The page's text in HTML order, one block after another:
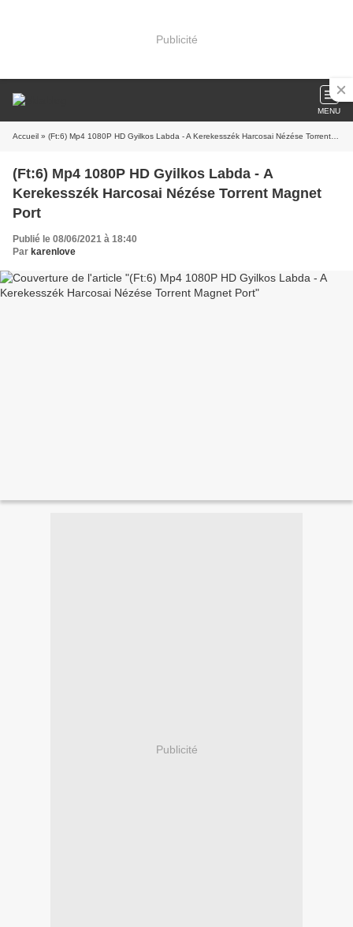
Publicité
MENU
Accueil » (Ft:6) Mp4 1080P HD Gyilkos Labda - A Kerekesszék Harcosai Nézése Torrent Magnet Port
(Ft:6) Mp4 1080P HD Gyilkos Labda - A
Kerekesszék Harcosai Nézése Torrent Magnet
Port
Publié le 08/06/2021 à 18:40
Par karenlove
Publicité